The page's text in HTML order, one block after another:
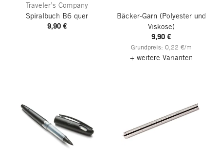
Traveler’s Company
Spiralbuch B6 quer
9,90 €
Bäcker-Garn (Polyester und
Viskose)
9,90 €
Grundpreis: 0,22 €/m
+ weitere Varianten